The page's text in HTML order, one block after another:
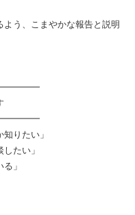
う、こまやかな報告と説明
りたい」
たい」
」